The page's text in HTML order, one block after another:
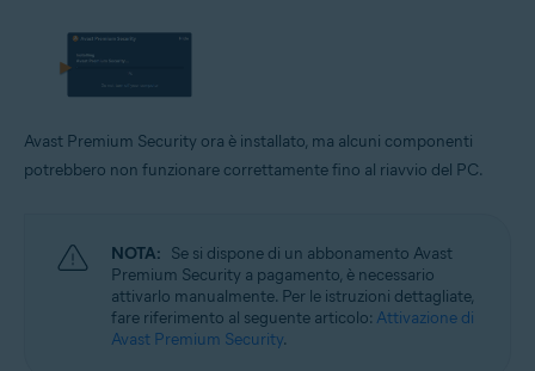
Avast Premium Security ora è installato, ma alcuni componenti
potrebbero non funzionare correttamente fino al riavvio del PC.
NOTA: Se si dispone di un abbonamento Avast
Premium Security a pagamento, è necessario
attivarlo manualmente. Per le istruzioni dettagliate,
fare riferimento al seguente articolo: Attivazione di
Avast Premium Security.